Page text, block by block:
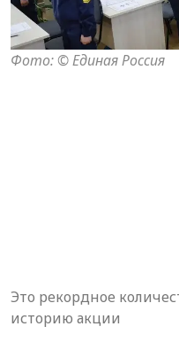
Фото: ©️ Единая Россия
Это рекордное
историю акции